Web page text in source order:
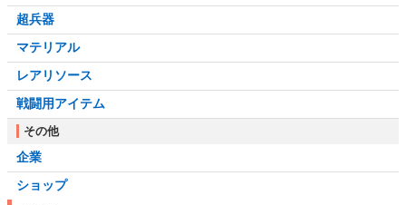
超兵器
マテリアル
レアリソース
戦闘用アイテム
その他
企業
ショップ